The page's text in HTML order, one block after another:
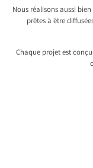
Nous réalisons aussi
prêtes à être
Chaque projet est